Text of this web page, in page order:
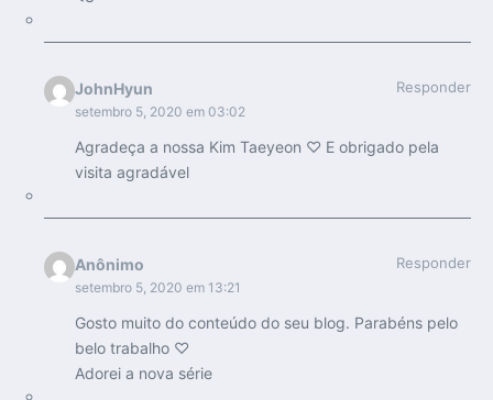
JohnHyun
setembro 5, 2020 em 03:02
Responder
Agradeça a nossa Kim Taeyeon ♡ E obrigado pela
visita agradável
Anônimo
setembro 5, 2020 em 13:21
Responder
Gosto muito do conteúdo do seu blog. Parabéns pelo
belo trabalho ♡
Adorei a nova série